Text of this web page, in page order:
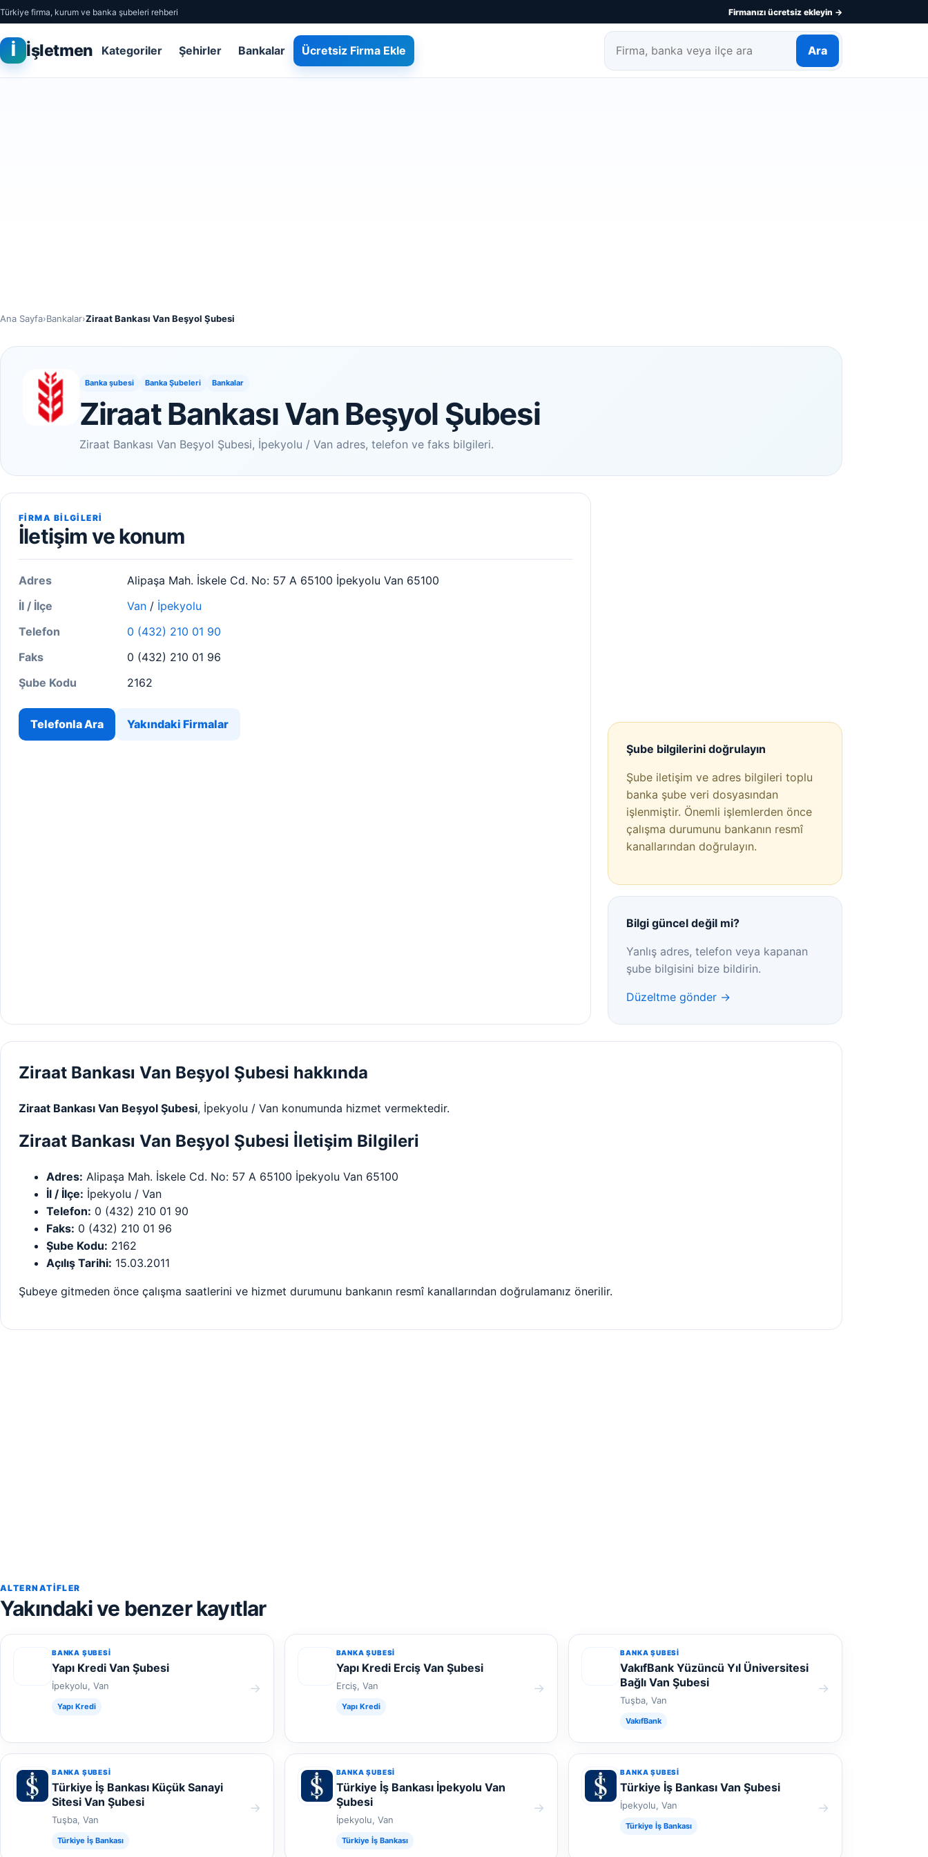
Türkiye firma, kurum ve banka şubeleri rehberi Firmanızı ücretsiz ekleyin →
İ İşletmen Kategoriler Şehirler Bankalar Ücretsiz Firma Ekle Ara
Ana Sayfa›Bankalar›Ziraat Bankası Van Beşyol Şubesi
Banka şubesi Banka Şubeleri Bankalar
Ziraat Bankası Van Beşyol Şubesi
Ziraat Bankası Van Beşyol Şubesi, İpekyolu / Van adres, telefon ve faks bilgileri.
FIRMA BILGILERI
İletişim ve konum
Adres
Alipaşa Mah. İskele Cd. No: 57 A 65100 İpekyolu Van 65100
İl / İlçe
Van / İpekyolu
Telefon
0 (432) 210 01 90
Faks
0 (432) 210 01 96
Şube Kodu
2162
Telefonla Ara
Yakındaki Firmalar
Şube bilgilerini doğrulayın
Şube iletişim ve adres bilgileri toplu
banka şube veri dosyasından
işlenmiştir. Önemli işlemlerden önce
çalışma durumunu bankanın resmî
kanallarından doğrulayın.
Bilgi güncel değil mi?
Yanlış adres, telefon veya kapanan
şube bilgisini bize bildirin.
Düzeltme gönder →
Ziraat Bankası Van Beşyol Şubesi hakkında
Ziraat Bankası Van Beşyol Şubesi, İpekyolu / Van konumunda hizmet vermektedir.
Ziraat Bankası Van Beşyol Şubesi İletişim Bilgileri
Adres: Alipaşa Mah. İskele Cd. No: 57 A 65100 İpekyolu Van 65100
İl / İlçe: İpekyolu / Van
Telefon: 0 (432) 210 01 90
Faks: 0 (432) 210 01 96
Şube Kodu: 2162
Açılış Tarihi: 15.03.2011
Şubeye gitmeden önce çalışma saatlerini ve hizmet durumunu bankanın resmî kanallarından doğrulamanız önerilir.
ALTERNATIFLER
Yakındaki ve benzer kayıtlar
BANKA ŞUBESI
Yapı Kredi Van Şubesi
İpekyolu, Van
Yapı Kredi
→
BANKA ŞUBESI
Yapı Kredi Erciş Van Şubesi
Erciş, Van
Yapı Kredi
→
BANKA ŞUBESI
VakıfBank Yüzüncü Yıl Üniversitesi
Bağlı Van Şubesi
Tuşba, Van
VakıfBank
→
BANKA ŞUBESI
Türkiye İş Bankası Küçük Sanayi
Sitesi Van Şubesi
Tuşba, Van
Türkiye İş Bankası
→
BANKA ŞUBESI
Türkiye İş Bankası İpekyolu Van
Şubesi
İpekyolu, Van
Türkiye İş Bankası
→
BANKA ŞUBESI
Türkiye İş Bankası Van Şubesi
İpekyolu, Van
Türkiye İş Bankası
→